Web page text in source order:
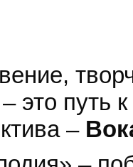
это путь
–